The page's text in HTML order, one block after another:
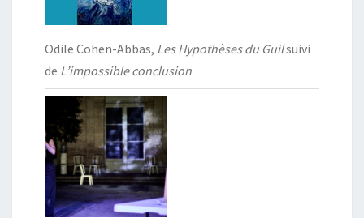
Odile Cohen-Abbas, Les Hypothèses du Guilsuivi
de L’impossible conclusion